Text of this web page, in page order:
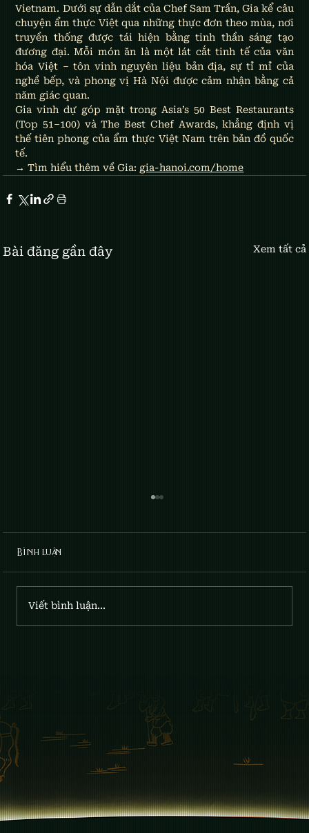
Vietnam. Dưới sự dẫn dắt của Chef Sam Trần, Gia kể câu
chuyện ẩm thực Việt qua những thực đơn theo mùa, nơi
truyền thống được tái hiện bằng tinh thần sáng tạo
đương đại. Mỗi món ăn là một lát cắt tinh tế của văn
hóa Việt – tôn vinh nguyên liệu bản địa, sự tỉ mỉ của
nghề bếp, và phong vị Hà Nội được cảm nhận bằng cả
năm giác quan.
Gia vinh dự góp mặt trong Asia’s 50 Best Restaurants
(Top 51–100) và The Best Chef Awards, khẳng định vị
thế tiên phong của ẩm thực Việt Nam trên bản đồ quốc
tế.
→ Tìm hiểu thêm về Gia: gia-hanoi.com/home
Bài đăng gần đây Xem tất cả
Bình luận
Viết bình luận...